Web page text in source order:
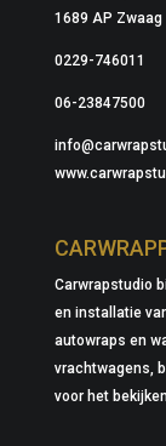
1689 AP Zwaag
0229-746011
06-23847500
Carwrapstudio
en installatie
autowraps en
vrachtwagens,
voor het